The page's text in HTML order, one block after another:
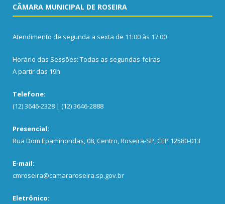
CÂMARA MUNICIPAL DE ROSEIRA
Atendimento de segunda a sexta de 11:00 às 17:00
Horário das Sessões: Todas as segundas-feiras
A partir das 19h
Telefone:
(12) 3646-2328 | (12) 3646-2888
Presencial:
Rua Dom Epaminondas, 08, Centro, Roseira-SP, CEP 12580-013
E-mail:
cmroseira@camararoseira.sp.gov.br
Eletrônico: